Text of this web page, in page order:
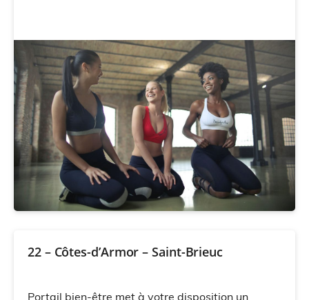
22 – Côtes-d’Armor – Saint-Brieuc
Portail bien-être met à votre disposition un